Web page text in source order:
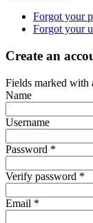
Forgot your
Forgot your
Create an
Fields marked with
Name
Username
Password *
Verify password *
Email *